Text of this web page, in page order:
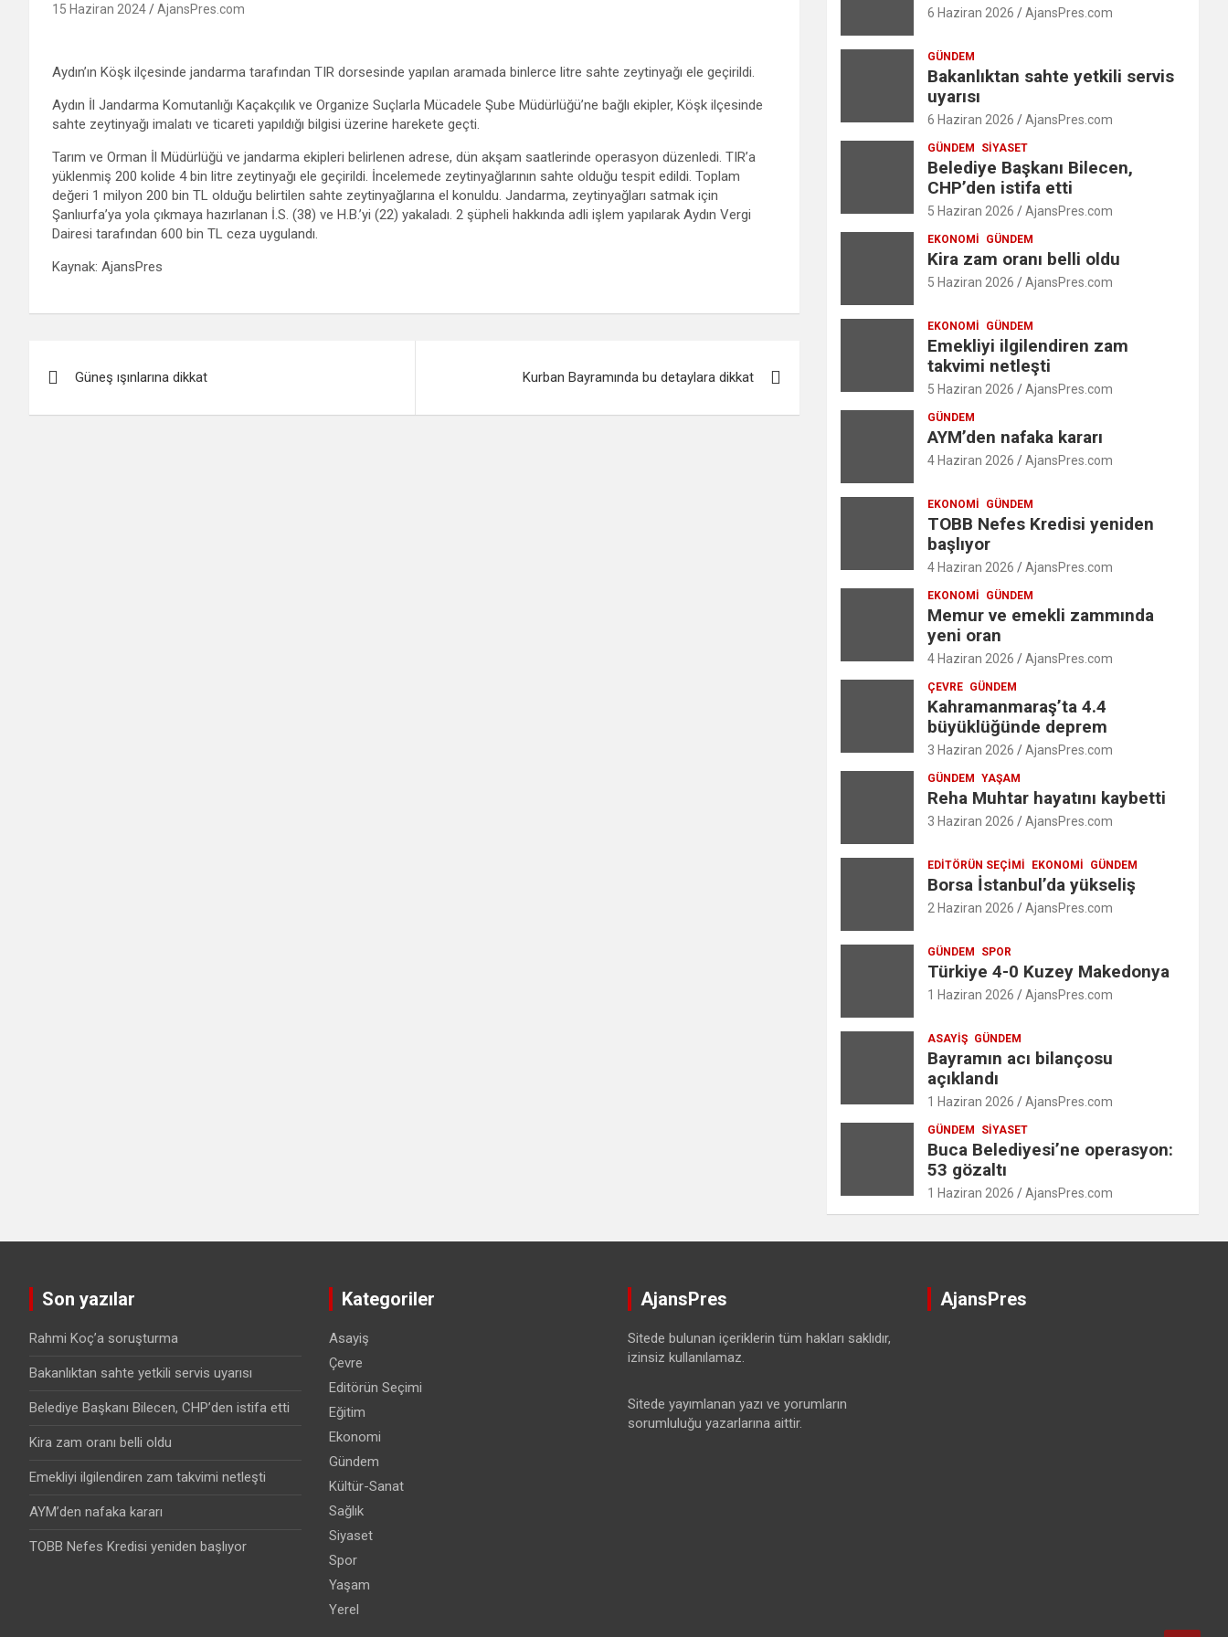
15 Haziran 2024 AjansPres.com
Aydın’ın Köşk ilçesinde jandarma tarafından TIR dorsesinde yapılan aramada binlerce litre sahte zeytinyağı ele geçirildi.
Aydın İl Jandarma Komutanlığı Kaçakçılık ve Organize Suçlarla Mücadele Şube Müdürlüğü’ne bağlı ekipler, Köşk ilçesinde
sahte zeytinyağı imalatı ve ticareti yapıldığı bilgisi üzerine harekete geçti.
Tarım ve Orman İl Müdürlüğü ve jandarma ekipleri belirlenen adrese, dün akşam saatlerinde operasyon düzenledi. TIR’a
yüklenmiş 200 kolide 4 bin litre zeytinyağı ele geçirildi. İncelemede zeytinyağlarının sahte olduğu tespit edildi. Toplam
değeri 1 milyon 200 bin TL olduğu belirtilen sahte zeytinyağlarına el konuldu. Jandarma, zeytinyağları satmak için
Şanlıurfa’ya yola çıkmaya hazırlanan İ.S. (38) ve H.B.’yi (22) yakaladı. 2 şüpheli hakkında adli işlem yapılarak Aydın Vergi
Dairesi tarafından 600 bin TL ceza uygulandı.
Kaynak: AjansPres
gezinmesi
Güneş ışınlarına dikkat Kurban Bayramında bu detaylara dikkat
6 Haziran 2026 AjansPres.com
GÜNDEM
Bakanlıktan sahte yetkili servis
uyarısı
6 Haziran 2026 AjansPres.com
GÜNDEM SIYASET
Belediye Başkanı Bilecen,
CHP’den istifa etti
5 Haziran 2026 AjansPres.com
EKONOMI GÜNDEM
Kira zam oranı belli oldu
5 Haziran 2026 AjansPres.com
EKONOMI GÜNDEM
Emekliyi ilgilendiren zam
takvimi netleşti
5 Haziran 2026 AjansPres.com
GÜNDEM
AYM’den nafaka kararı
4 Haziran 2026 AjansPres.com
EKONOMI GÜNDEM
TOBB Nefes Kredisi yeniden
başlıyor
4 Haziran 2026 AjansPres.com
EKONOMI GÜNDEM
Memur ve emekli zammında
yeni oran
4 Haziran 2026 AjansPres.com
ÇEVRE GÜNDEM
Kahramanmaraş’ta 4.4
büyüklüğünde deprem
3 Haziran 2026 AjansPres.com
GÜNDEM YAŞAM
Reha Muhtar hayatını kaybetti
3 Haziran 2026 AjansPres.com
EDITÖRÜN SEÇIMI EKONOMI GÜNDEM
Borsa İstanbul’da yükseliş
2 Haziran 2026 AjansPres.com
GÜNDEM SPOR
Türkiye 4-0 Kuzey Makedonya
1 Haziran 2026 AjansPres.com
ASAYIŞ GÜNDEM
Bayramın acı bilançosu
açıklandı
1 Haziran 2026 AjansPres.com
GÜNDEM SIYASET
Buca Belediyesi’ne operasyon:
53 gözaltı
1 Haziran 2026 AjansPres.com
Son yazılar
Rahmi Koç’a soruşturma
Bakanlıktan sahte yetkili servis uyarısı
Belediye Başkanı Bilecen, CHP’den istifa etti
Kira zam oranı belli oldu
Emekliyi ilgilendiren zam takvimi netleşti
AYM’den nafaka kararı
TOBB Nefes Kredisi yeniden başlıyor
Kategoriler
Asayiş
Çevre
Editörün Seçimi
Eğitim
Ekonomi
Gündem
Kültür-Sanat
Sağlık
Siyaset
Spor
Yaşam
Yerel
AjansPres
Sitede bulunan içeriklerin tüm hakları saklıdır,
izinsiz kullanılamaz.
Sitede yayımlanan yazı ve yorumların
sorumluluğu yazarlarına aittir.
AjansPres